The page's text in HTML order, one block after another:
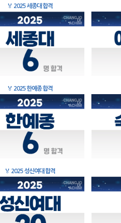
🏅 2025 세종대 합격
🏅 2025 한예종 합격
🏅 2025 성신여대 합격